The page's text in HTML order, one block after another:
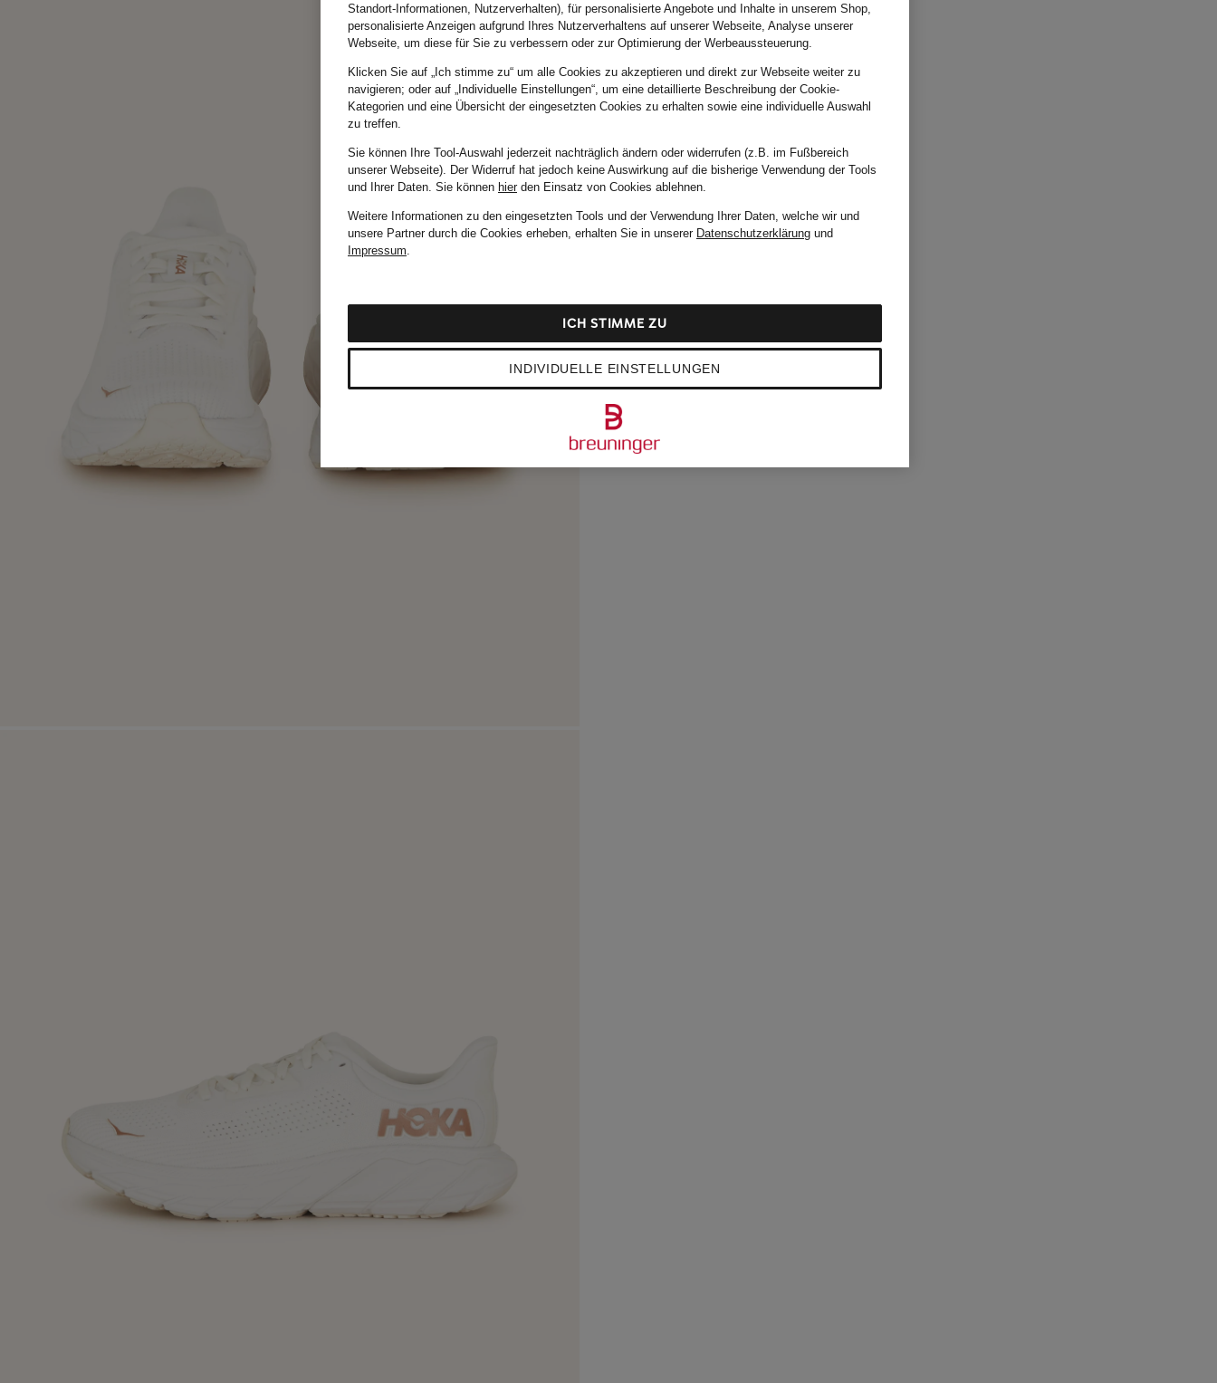
Standort-Informationen, Nutzerverhalten), für personalisierte Angebote und Inhalte in unserem Shop,
personalisierte Anzeigen aufgrund Ihres Nutzerverhaltens auf unserer Webseite, Analyse unserer
Webseite, um diese für Sie zu verbessern oder zur Optimierung der Werbeaussteuerung.
Klicken Sie auf „Ich stimme zu“ um alle Cookies zu akzeptieren und direkt zur Webseite weiter zu
navigieren; oder auf „Individuelle Einstellungen“, um eine detaillierte Beschreibung der Cookie-
Kategorien und eine Übersicht der eingesetzten Cookies zu erhalten sowie eine individuelle Auswahl
zu treffen.
Sie können Ihre Tool-Auswahl jederzeit nachträglich ändern oder widerrufen (z.B. im Fußbereich
unserer Webseite). Der Widerruf hat jedoch keine Auswirkung auf die bisherige Verwendung der Tools
und Ihrer Daten. Sie können hierden Einsatz von Cookies ablehnen.
Weitere Informationen zu den eingesetzten Tools und der Verwendung Ihrer Daten, welche wir und
unsere Partner durch die Cookies erheben, erhalten Sie in unserer Datenschutzerklärung und
Impressum.
INDIVIDUELLE EINSTELLUNGEN
ICH STIMME ZU